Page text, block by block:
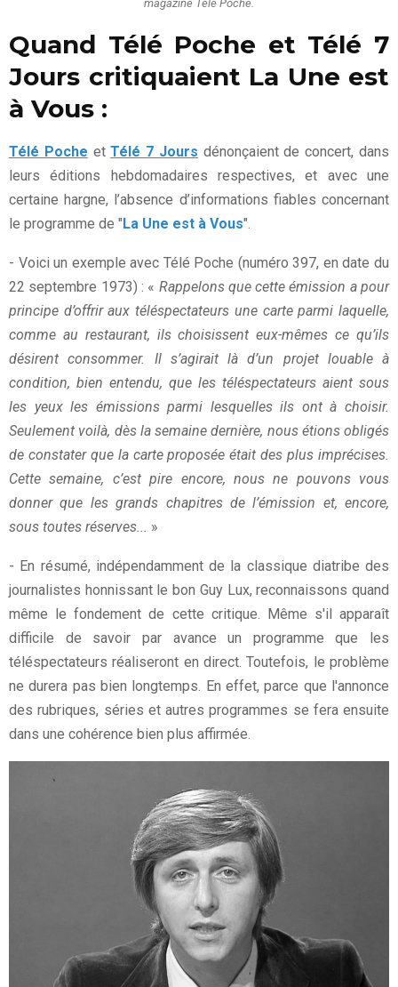
magazine Télé Poche.
Quand Télé Poche et Télé 7
Jours critiquaient La Une est
à Vous :
Télé Poche etTélé 7 Jours dénonçaient de concert, dans
leurs éditions hebdomadaires respectives, et avec une
certaine hargne, l’absence d’informations fiables concernant
le programme de " La Une est à Vous".
- Voici un exemple avec Télé Poche (numéro 397, en date du
22 septembre 1973) : « Rappelons que cette émission a pour
principe d’offrir aux téléspectateurs une carte parmi laquelle,
comme au restaurant, ils choisissent eux-mêmes ce qu’ils
désirent consommer. Il s’agirait là d’un projet louable à
condition, bien entendu, que les téléspectateurs aient sous
les yeux les émissions parmi lesquelles ils ont à choisir.
Seulement voilà, dès la semaine dernière, nous étions obligés
de constater que la carte proposée était des plus imprécises.
Cette semaine, c’est pire encore, nous ne pouvons vous
donner que les grands chapitres de l’émission et, encore,
sous toutes réserves... »
- En résumé, indépendamment de la classique diatribe des
journalistes honnissant le bon Guy Lux, reconnaissons quand
même le fondement de cette critique. Même s'il apparaît
difficile de savoir par avance un programme que les
téléspectateurs réaliseront en direct. Toutefois, le problème
ne durera pas bien longtemps. En effet, parce que l'annonce
des rubriques, séries et autres programmes se fera ensuite
dans une cohérence bien plus affirmée.